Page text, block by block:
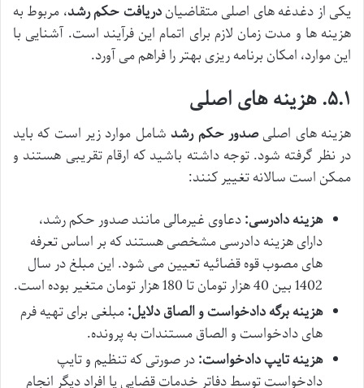
یکی از دغدغه های اصلی متقاضیاندریافت حکم رشد، مربوط به
هزینه ها و مدت زمان لازم برای اتمام این فرآیند است. آشنایی با
این موارد، امکان برنامه ریزی بهتر را فراهم می آورد.
۵.۱. هزینه های اصلی
هزینه های اصلیصدور حکم رشد شامل موارد زیر است که باید
در نظر گرفته شود. توجه داشته باشید که ارقام تقریبی هستند و
ممکن است سالانه تغییر کنند:
هزینه دادرسی:دعاوی غیرمالی مانند صدور حکم رشد،
دارای هزینه دادرسی مشخصی هستند که بر اساس تعرفه
های مصوب قوه قضائیه تعیین می شود. این مبلغ در سال
1402 بین 40 هزار تومان تا 180 هزار تومان متغیر بوده است.
هزینه برگه دادخواست و الصاق دلایل:مبلغی برای تهیه فرم
های دادخواست و الصاق مستندات به پرونده.
هزینه تایپ دادخواست:در صورتی که تنظیم و تایپ
دادخواست توسط دفاتر خدمات قضایی یا افراد دیگر انجام